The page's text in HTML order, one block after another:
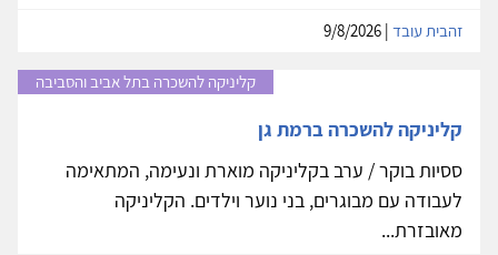
זהבית עובד
קליניקה להשכרה בתל אביב והסביבה
קליניקה להשכרה ברמת גן
ססיות בוקר / ערב בקליניקה מוארת ונעימה, המתאימה
לעבודה עם מבוגרים, בני נוער וילדים. הקליניקה
מאובזרת...